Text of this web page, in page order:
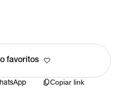
favoritos
Copiar link